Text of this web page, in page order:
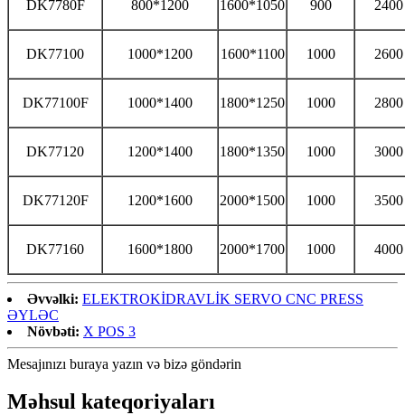
DK7780F 800*1200 1600*1050 900 2400
DK77100 1000*1200 1600*1100 1000 2600
DK77100F 1000*1400 1800*1250 1000 2800
DK77120 1200*1400 1800*1350 1000 3000
DK77120F 1200*1600 2000*1500 1000 3500
DK77160 1600*1800 2000*1700 1000 4000
Əvvəlki: ELEKTROKİDRAVLİK SERVO CNC PRESS
ƏYLƏC
Növbəti: X POS 3
Mesajınızı buraya yazın və bizə göndərin
Məhsul kateqoriyaları